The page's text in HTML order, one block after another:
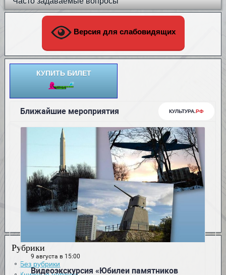
Версия для слабовидящих
КУПИТЬ БИЛЕТ
Рубрики
Без рубрики